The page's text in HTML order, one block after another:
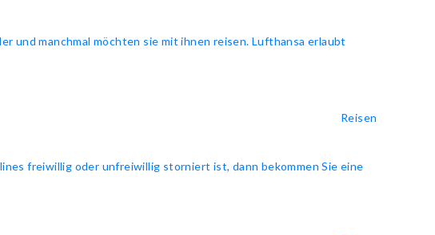
und manchmal möchten sie mit ihnen reisen. Lufthansa erlaubt
Reisen
freiwillig oder unfreiwillig storniert ist, dann bekommen Sie eine